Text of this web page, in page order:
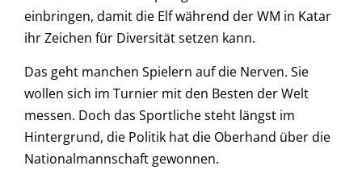
einbringen, damit die Elf während der WM in Katar
ihr Zeichen für Diversität setzen kann.
Das geht manchen Spielern auf die Nerven. Sie
wollen sich im Turnier mit den Besten der Welt
messen. Doch das Sportliche steht längst im
Hintergrund, die Politik hat die Oberhand über die
Nationalmannschaft gewonnen.